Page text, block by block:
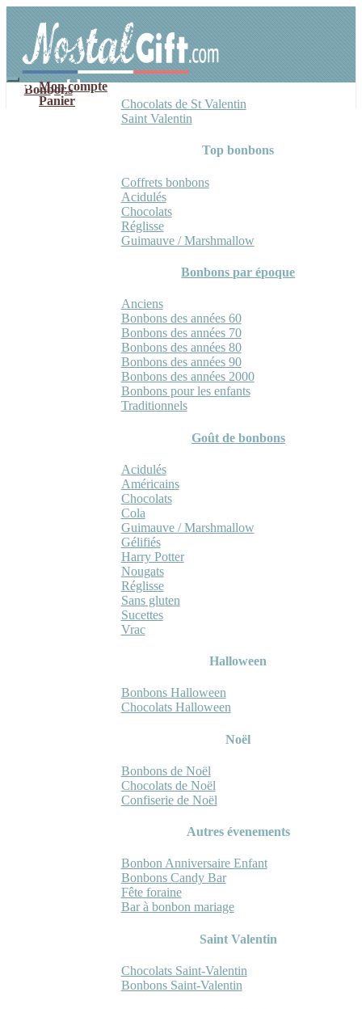
navigation
contenu
Mon compte
Panier
Bonbons
Chocolats de St Valentin
Saint Valentin
Top bonbons
Coffrets bonbons
Acidulés
Chocolats
Réglisse
Guimauve / Marshmallow
Bonbons par époque
Anciens
Bonbons des années 60
Bonbons des années 70
Bonbons des années 80
Bonbons des années 90
Bonbons des années 2000
Bonbons pour les enfants
Traditionnels
Goût de bonbons
Acidulés
Américains
Chocolats
Cola
Guimauve / Marshmallow
Gélifiés
Harry Potter
Nougats
Réglisse
Sans gluten
Sucettes
Vrac
Halloween
Bonbons Halloween
Chocolats Halloween
Noël
Bonbons de Noël
Chocolats de Noël
Confiserie de Noël
Autres évenements
Bonbon Anniversaire Enfant
Bonbons Candy Bar
Fête foraine
Bar à bonbon mariage
Saint Valentin
Chocolats Saint-Valentin
Bonbons Saint-Valentin